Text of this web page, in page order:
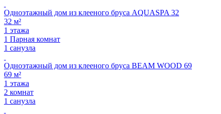
Одноэтажный дом из клееного бруса AQUASPA 32
32 м²
1 этажа
1 Парная комнат
1 санузла
Одноэтажный дом из клееного бруса BEAM WOOD 69
69 м²
1 этажа
2 комнат
1 санузла